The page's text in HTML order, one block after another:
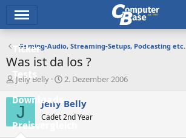
Ticker
Tests
Downloads
Preisvergleich
Gaming-Audio, Streaming-Setups, Podcasting etc.
Was ist da los ?
E
s
e
Jelly Belly
E
s
e
2. Dezember 2006
J Jelly Belly
Cadet 2nd Year